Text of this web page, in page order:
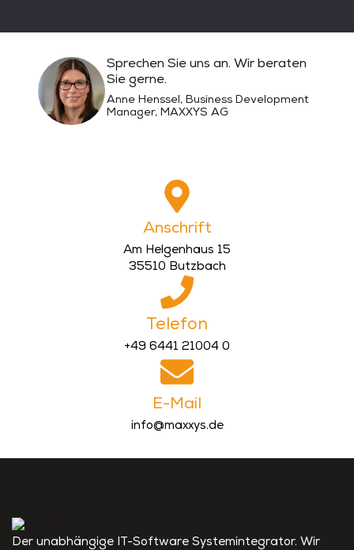
Sprechen Sie uns an. Wir beraten
Sie gerne.
Anne Henssel, Business Development
Manager, MAXXYS AG
Anschrift
Am Helgenhaus 15
35510 Butzbach
Telefon
+49 6441 21004 0
E-Mail
info@maxxys.de
Der unabhängige IT-Software Systemintegrator. Wir